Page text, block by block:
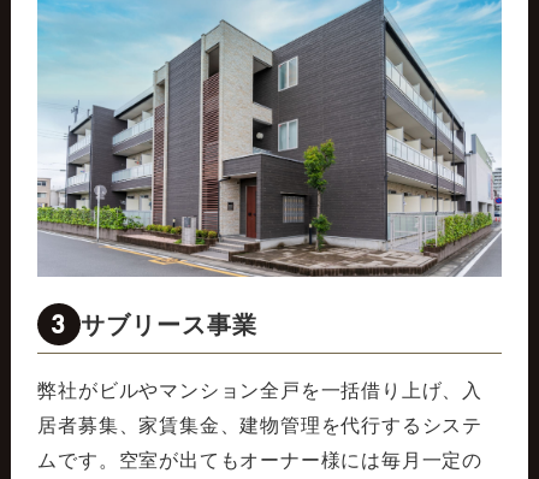
3 サブリース事業
弊社がビルやマンション全戸を一括借り上げ、入
居者募集、家賃集金、建物管理を代行するシステ
ムです。空室が出てもオーナー様には毎月一定の